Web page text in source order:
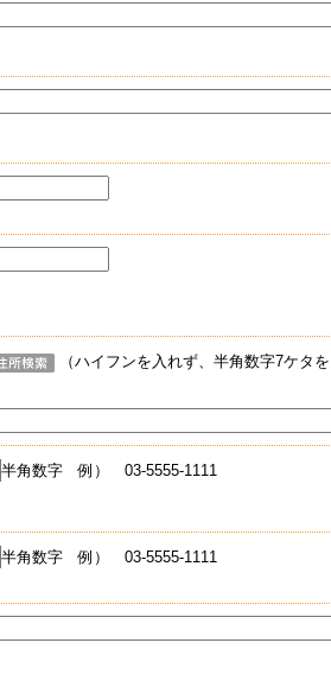
（ハイフンを入れず、半角数字7ケタ
半角数字 例） 03-5555-1111
半角数字 例） 03-5555-1111